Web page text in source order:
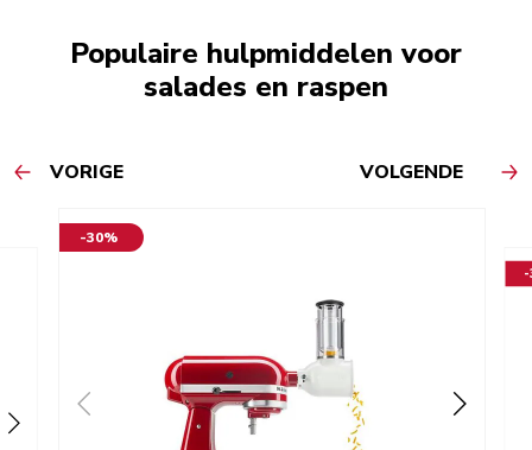
Populaire hulpmiddelen voor
salades en raspen
VORIGE VOLGENDE
-30%
-